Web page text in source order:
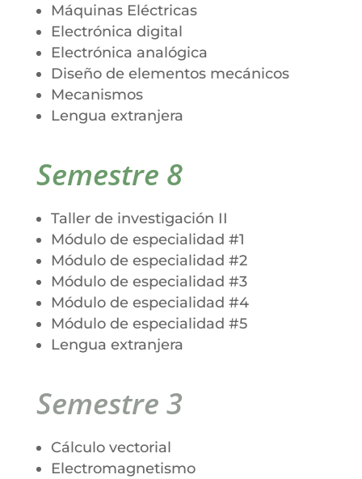
Máquinas Eléctricas
Electrónica digital
Electrónica analógica
Diseño de elementos mecánicos
Mecanismos
Lengua extranjera
Semestre 8
Taller de investigación II
Módulo de especialidad #1
Módulo de especialidad #2
Módulo de especialidad #3
Módulo de especialidad #4
Módulo de especialidad #5
Lengua extranjera
Semestre 3
Cálculo vectorial
Electromagnetismo